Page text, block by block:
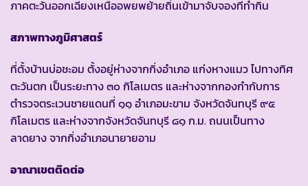
ภาคตะวันออกเฉียงเหนืออพยพย้ายถิ่นเข้ามาจับจองที่ทำกิน
สภาพทางภูมิศาสตร์
ที่ตั้งบ้านบ่อชะอม ตั้งอยู่ห่างจากกิ่งอำเภอ แก่งหางแมว ไปทางทิศ
ตะวันตก เป็นระยะทาง ๓๐ กิโลเมตร และห่างจากกองกำกับการ
ตำรวจตระเวนชายแดนที่ ๑๑ อำเภอมะขาม จังหวัดจันทบุรี ๙๕
กิโลเมตร และห่างจากจังหวัดจันทบุรี ๘๑ ก.ม. ถนนเป็นทาง
ลาดยาง จากกิ่งอำเภอนายายอาม
อาณาเขตติดต่อ